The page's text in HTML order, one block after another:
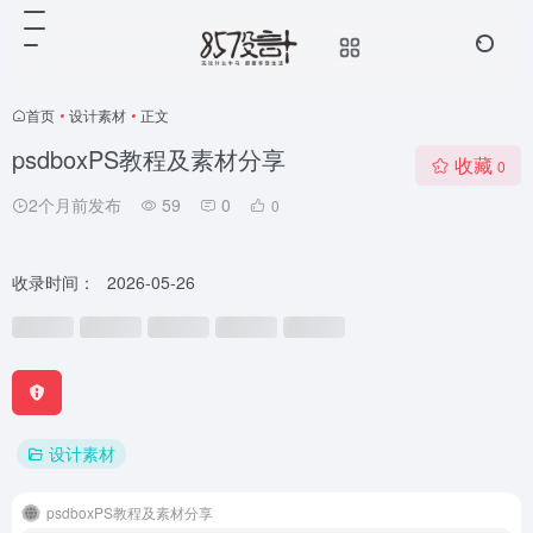
首页 • 设计素材 • 正文
psdboxPS教程及素材分享
2个月前发布 59 0 0
收藏 0
收录时间： 2026-05-26
设计素材
psdboxPS教程及素材分享